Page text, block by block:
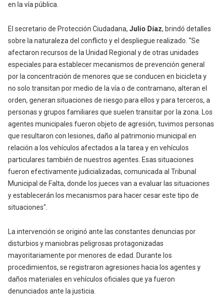
en la vía pública.
El secretario de Protección Ciudadana, Julio Díaz, brindó detalles
sobre la naturaleza del conflicto y el despliegue realizado. “Se
afectaron recursos de la Unidad Regional y de otras unidades
especiales para establecer mecanismos de prevención general
por la concentración de menores que se conducen en bicicleta y
no solo transitan por medio de la vía o de contramano, alteran el
orden, generan situaciones de riesgo para ellos y para terceros, a
personas y grupos familiares que suelen transitar por la zona. Los
agentes municipales fueron objeto de agresión, tuvimos personas
que resultaron con lesiones, daño al patrimonio municipal en
relación a los vehículos afectados a la tarea y en vehículos
particulares también de nuestros agentes. Esas situaciones
fueron efectivamente judicializadas, comunicada al Tribunal
Municipal de Falta, donde los jueces van a evaluar las situaciones
y establecerán los mecanismos para hacer cesar este tipo de
situaciones".
La intervención se originó ante las constantes denuncias por
disturbios y maniobras peligrosas protagonizadas
mayoritariamente por menores de edad. Durante los
procedimientos, se registraron agresiones hacia los agentes y
daños materiales en vehículos oficiales que ya fueron
denunciados ante la justicia.